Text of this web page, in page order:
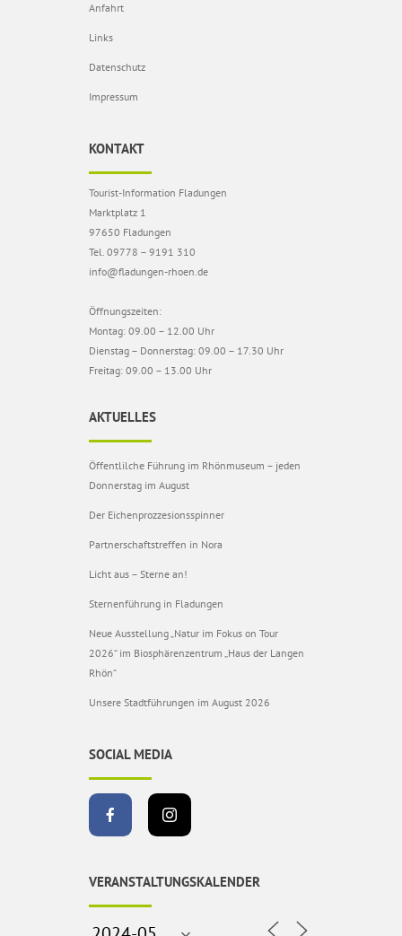
Anfahrt
Links
Datenschutz
Impressum
KONTAKT
Tourist-Information Fladungen
Marktplatz 1
97650 Fladungen
Tel. 09778 – 9191 310
info@fladungen-rhoen.de
Öffnungszeiten:
Montag: 09.00 – 12.00 Uhr
Dienstag – Donnerstag: 09.00 – 17.30 Uhr
Freitag: 09.00 – 13.00 Uhr
AKTUELLES
Öffentlilche Führung im Rhönmuseum – jeden
Donnerstag im August
Der Eichenprozzesionsspinner
Partnerschaftstreffen in Nora
Licht aus – Sterne an!
Sternenführung in Fladungen
Neue Ausstellung „Natur im Fokus on Tour
2026“ im Biosphärenzentrum „Haus der Langen
Rhön“
Unsere Stadtführungen im August 2026
SOCIAL MEDIA
VERANSTALTUNGSKALENDER